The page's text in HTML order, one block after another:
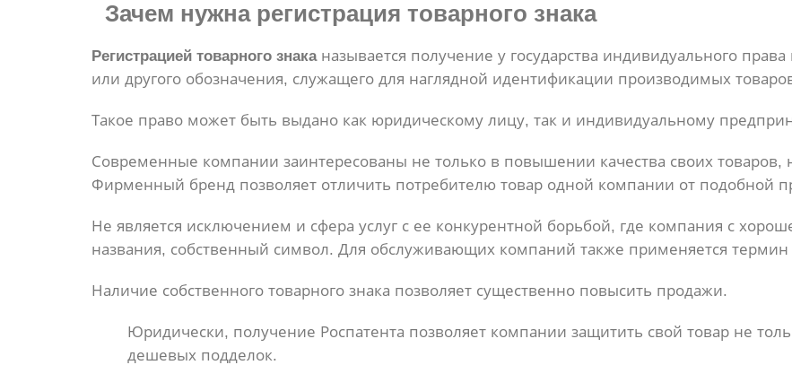
Зачем нужна регистрация товарного знака
Регистрацией товарного знаканазывается получение у государства индивидуального
или другого обозначения, служащего для наглядной идентификации производимых
Такое право может быть выдано как юридическому лицу, так и индивидуальному
Современные компании заинтересованы не только в повышении качества своих
Фирменный бренд позволяет отличить потребителю товар одной компании от подобной
Не является исключением и сфера услуг с ее конкурентной борьбой, где компания с
названия, собственный символ. Для обслуживающих компаний также применяется термин
Наличие собственного товарного знака позволяет существенно повысить продажи.
Юридически, получение Роспатента позволяет компании защитить свой товар не
дешевых подделок.